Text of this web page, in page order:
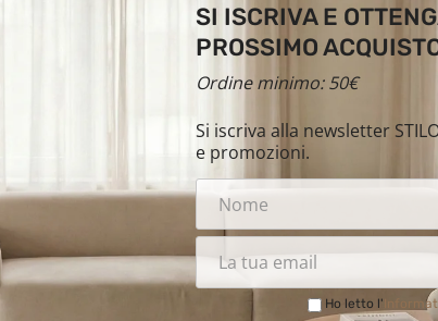
SI ISCRIVA E
PROSSIMO
Ordine minimo: 50€
Si iscriva alla newsletter
e promozioni.
Ho letto l'